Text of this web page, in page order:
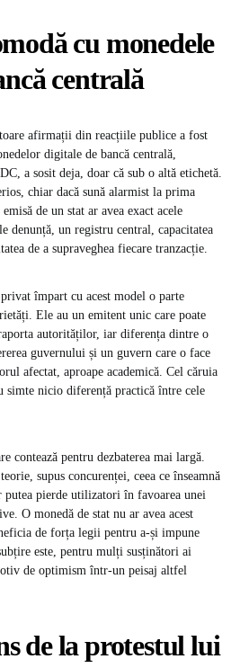
cu monedele
centrală
afirmații din reacțiile publice a fost
digitale de bancă centrală,
a sosit deja, doar că sub o altă etichetă.
chiar dacă sună alarmist la prima
de un stat ar avea exact acele
denunță, un registru central, capacitatea
de a supraveghea fiecare tranzacție.
împart cu acest model o parte
Ele au un emitent unic care poate
autorităților, iar diferența dintre o
guvernului și un guvern care o face
afectat, aproape academică. Cel căruia
simte nicio diferență practică între cele
contează pentru dezbaterea mai largă.
supus concurenței, ceea ce înseamnă
putea pierde utilizatori în favoarea unei
O monedă de stat nu ar avea acest
de forța legii pentru a-și impune
este, pentru mulți susținători ai
de optimism într-un peisaj altfel
de la protestul lui